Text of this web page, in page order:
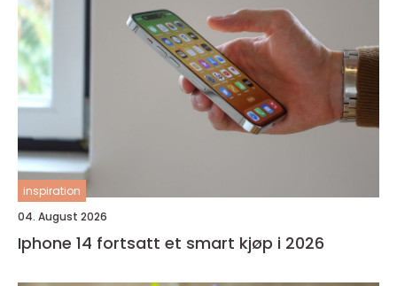
inspiration
04. August 2026
Iphone 14 fortsatt et smart kjøp i 2026